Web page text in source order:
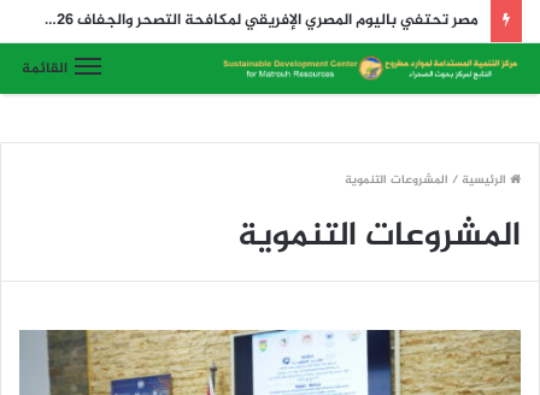
مصر تحتفي باليوم المصري الإفريقي لمكافحة التصحر والجفاف 2026 وتدشن أول رابطة لتنمية المراعي في مصر وإفريقيا والعالم
القائمة
الرئيسية / المشروعات التنموية
المشروعات التنموية